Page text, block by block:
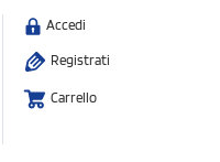
Accedi
Registrati
Carrello